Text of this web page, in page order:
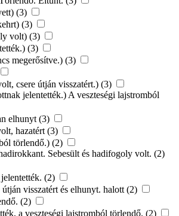
(3)
(3)
volt) (3)
(3)
megerősítve.) (3)
csere útján visszatért.) (3)
jelentették.) A veszteségi lajstromból
elhunyt (3)
hazatért (3)
törlendő.) (2)
Sebesült és hadifogoly volt. (2)
(2)
visszatért és elhunyt. halott (2)
(2)
a veszteségi lajstromból törlendő. (2)